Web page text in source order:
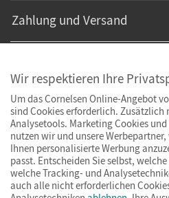
Zahlung und Versand
Wir respektieren Ihre
Um das Cornelsen Online-Angebot
sind Cookies erforderlich. Zusätzlich
Analysetools. Marketing Cookies
nutzen wir und unsere
Ihnen personalisierte Werbung
passt. Entscheiden Sie selbst,
welche Tracking- und
auch alle nicht erforderlichen